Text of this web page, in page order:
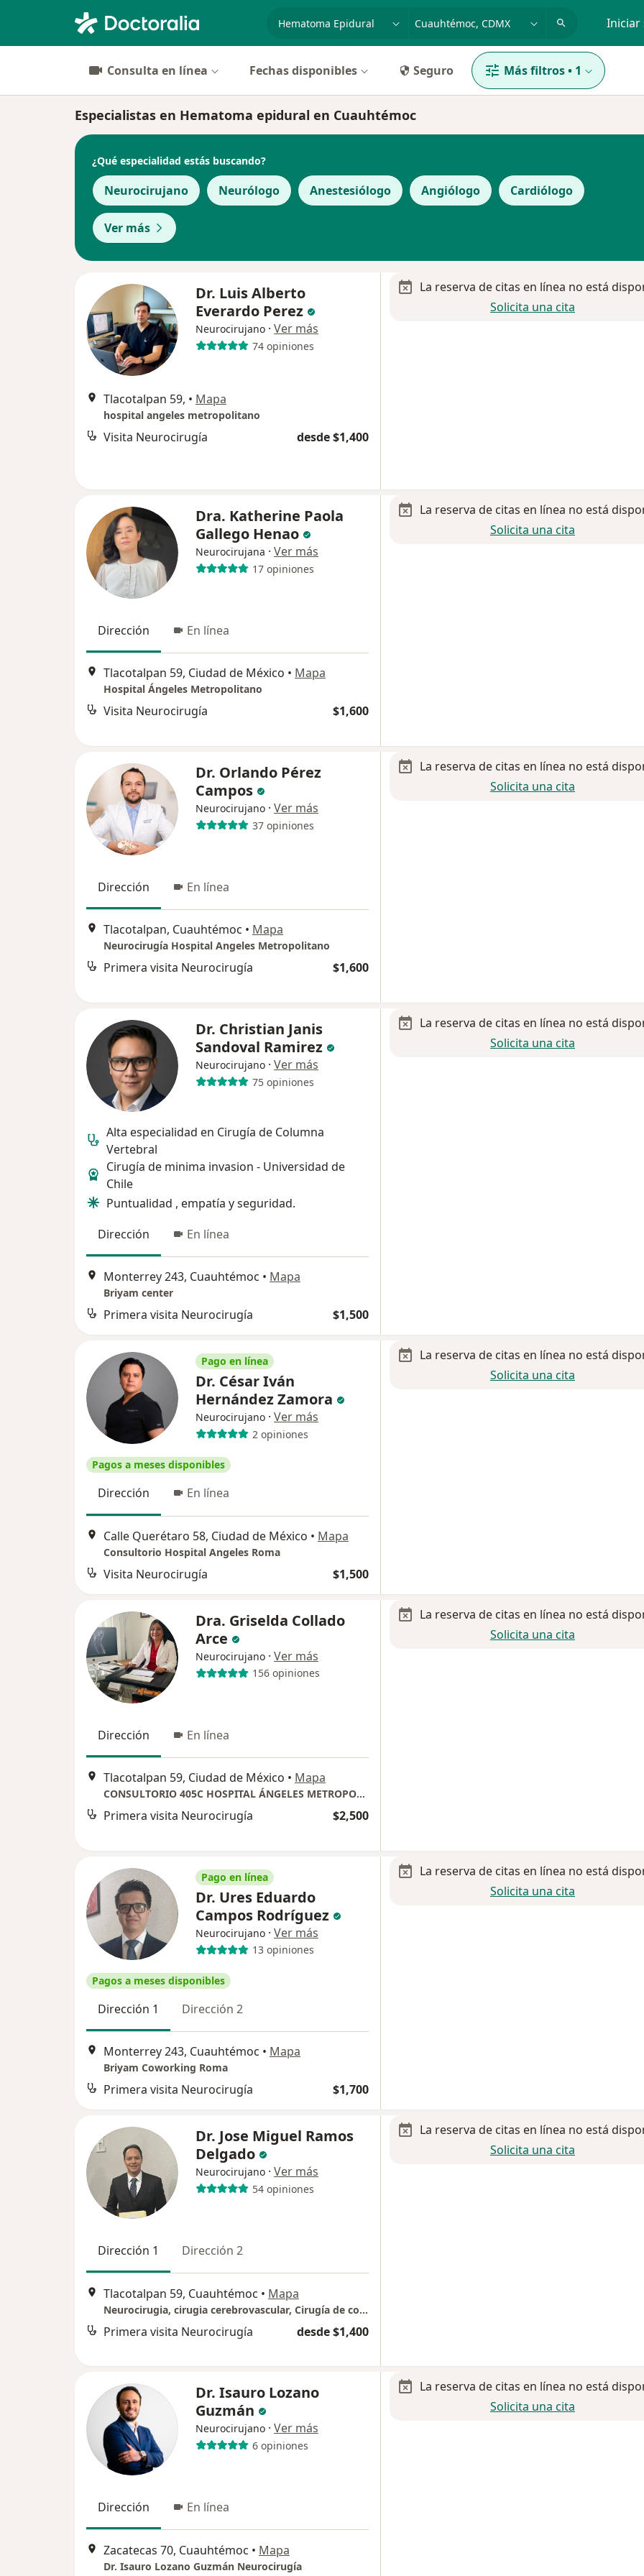
especialidad, enfermedad o nombre
p. ej. Guadalajara Iniciar
Consulta en línea Fechas disponibles Seguro Más filtros• 1
Especialistas en Hematoma epidural en Cuauhtémoc
¿Qué especialidad estás buscando?
Neurocirujano Neurólogo Anestesiólogo Angiólogo Cardiólogo
Ver más
Dr. Luis Alberto
Everardo Perez
Neurocirujano · Ver más
74 opiniones
Tlacotalpan 59, • Mapa
hospital angeles metropolitano
Visita Neurocirugía desde $1,400
La reserva de citas en línea no está
Solicita una cita
Dra. Katherine Paola
Gallego Henao
Neurocirujana · Ver más
17 opiniones
Dirección En línea
Tlacotalpan 59, Ciudad de México • Mapa
Hospital Ángeles Metropolitano
Visita Neurocirugía $1,600
La reserva de citas en línea no está
Solicita una cita
Dr. Orlando Pérez
Campos
Neurocirujano · Ver más
37 opiniones
Dirección En línea
Tlacotalpan, Cuauhtémoc • Mapa
Neurocirugía Hospital Angeles Metropolitano
Primera visita Neurocirugía $1,600
La reserva de citas en línea no está
Solicita una cita
Dr. Christian Janis
Sandoval Ramirez
Neurocirujano · Ver más
75 opiniones
Alta especialidad en Cirugía de Columna
Vertebral
Cirugía de minima invasion - Universidad de
Chile
Puntualidad , empatía y seguridad.
Dirección
En línea
Monterrey 243, Cuauhtémoc • Mapa
Briyam center
Primera visita Neurocirugía $1,500
La reserva de citas en línea no está
Solicita una cita
Pago en línea
Dr. César Iván
Hernández Zamora
Neurocirujano · Ver más
2 opiniones
Pagos a meses disponibles
Dirección En línea
Calle Querétaro 58, Ciudad de México • Mapa
Consultorio Hospital Angeles Roma
Visita Neurocirugía $1,500
La reserva de citas en línea no está
Solicita una cita
Dra. Griselda Collado
Arce
Neurocirujano · Ver más
156 opiniones
Dirección En línea
Tlacotalpan 59, Ciudad de México • Mapa
CONSULTORIO 405C HOSPITAL ÁNGELES METROPOLITANO
Primera visita Neurocirugía $2,500
La reserva de citas en línea no está
Solicita una cita
Pago en línea
Dr. Ures Eduardo
Campos Rodríguez
Neurocirujano · Ver más
13 opiniones
Pagos a meses disponibles
Dirección 1 Dirección 2
Monterrey 243, Cuauhtémoc • Mapa
Briyam Coworking Roma
Primera visita Neurocirugía $1,700
La reserva de citas en línea no está
Solicita una cita
Dr. Jose Miguel Ramos
Delgado
Neurocirujano · Ver más
54 opiniones
Dirección 1 Dirección 2
Tlacotalpan 59, Cuauhtémoc • Mapa
Neurocirugia, cirugia cerebrovascular, Cirugía de columna, Terapia Endovascular Neurologica
Primera visita Neurocirugía desde $1,400
La reserva de citas en línea no está
Solicita una cita
Dr. Isauro Lozano
Guzmán
Neurocirujano · Ver más
6 opiniones
Dirección En línea
Zacatecas 70, Cuauhtémoc • Mapa
Dr. Isauro Lozano Guzmán Neurocirugía
La reserva de citas en línea no está
Solicita una cita